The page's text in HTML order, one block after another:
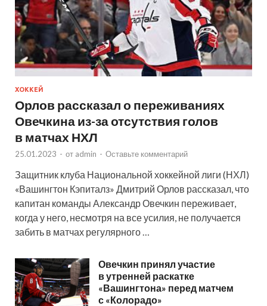
ХОККЕЙ
Орлов рассказал о переживаниях
Овечкина из-за отсутствия голов
в матчах НХЛ
25.01.2023 - от admin - Оставьте комментарий
Защитник клуба Национальной хоккейной лиги (НХЛ)
«Вашингтон Кэпиталз» Дмитрий Орлов рассказал, что
капитан команды Александр Овечкин переживает,
когда у него, несмотря на все усилия, не получается
забить в матчах регулярного …
Овечкин принял участие
в утренней раскатке
«Вашингтона» перед матчем
с «Колорадо»